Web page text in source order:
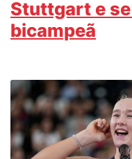
Stuttgart e
bicampeã